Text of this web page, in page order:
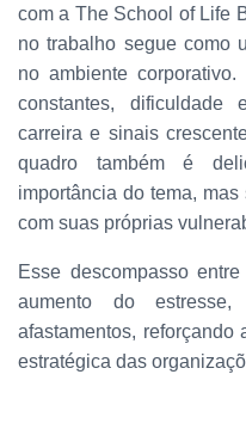
com a The School of Life
no trabalho segue como
no ambiente
constantes,
carreira e sinais
quadro também é
importância do tema,
com suas próprias
Esse descompasso
aumento do
afastamentos, reforçando
estratégica das